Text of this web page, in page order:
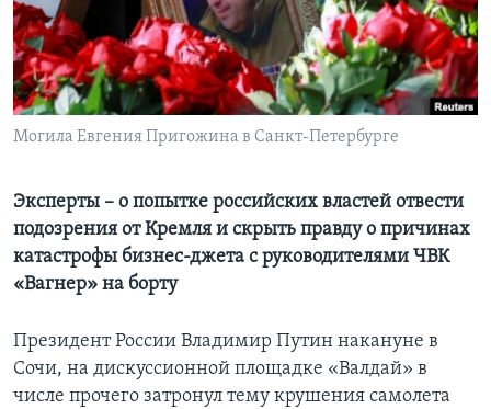
Learning English
СОЦИАЛЬНЫЕ СЕТИ
Языки
Могила Евгения Пригожина в Санкт-Петербурге
Эксперты – о попытке российских властей отвести
подозрения от Кремля и скрыть правду о причинах
катастрофы бизнес-джета с руководителями ЧВК
«Вагнер» на борту
Президент России Владимир Путин накануне в
Сочи, на дискуссионной площадке «Валдай» в
числе прочего затронул тему крушения самолета